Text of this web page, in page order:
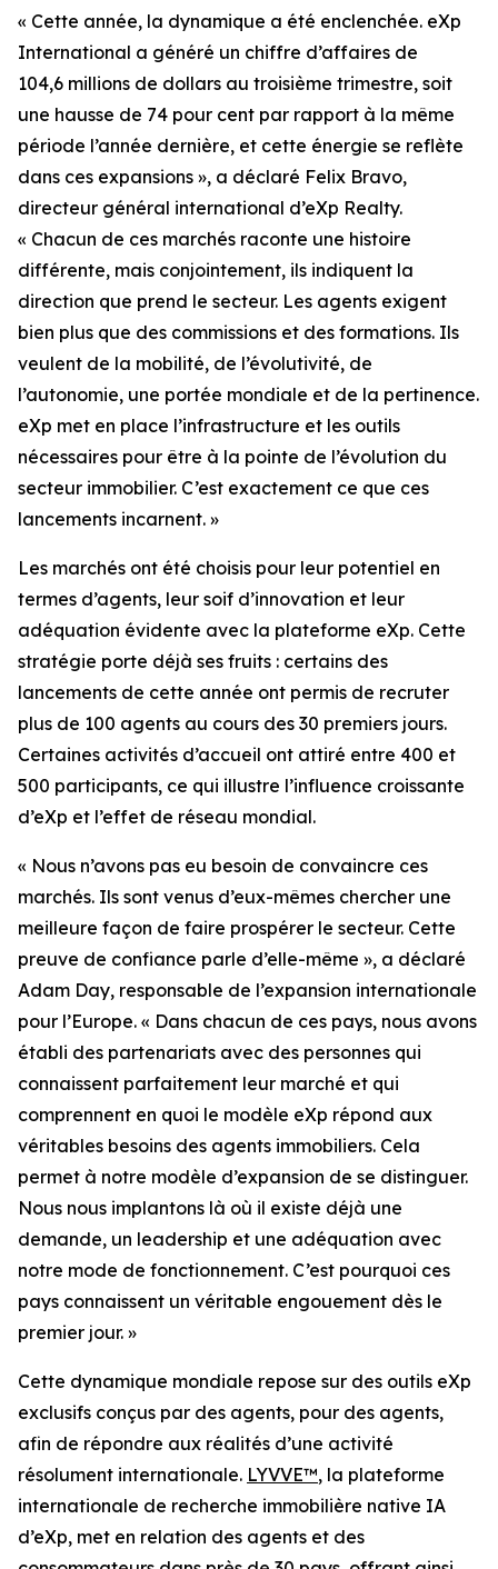
« Cette année, la dynamique a été enclenchée. eXp
International a généré un chiffre d’affaires de
104,6 millions de dollars au troisième trimestre, soit
une hausse de 74 pour cent par rapport à la même
période l’année dernière, et cette énergie se reflète
dans ces expansions », a déclaré Felix Bravo,
directeur général international d’eXp Realty.
« Chacun de ces marchés raconte une histoire
différente, mais conjointement, ils indiquent la
direction que prend le secteur. Les agents exigent
bien plus que des commissions et des formations. Ils
veulent de la mobilité, de l’évolutivité, de
l’autonomie, une portée mondiale et de la pertinence.
eXp met en place l’infrastructure et les outils
nécessaires pour être à la pointe de l’évolution du
secteur immobilier. C’est exactement ce que ces
lancements incarnent. »
Les marchés ont été choisis pour leur potentiel en
termes d’agents, leur soif d’innovation et leur
adéquation évidente avec la plateforme eXp. Cette
stratégie porte déjà ses fruits : certains des
lancements de cette année ont permis de recruter
plus de 100 agents au cours des 30 premiers jours.
Certaines activités d’accueil ont attiré entre 400 et
500 participants, ce qui illustre l’influence croissante
d’eXp et l’effet de réseau mondial.
« Nous n’avons pas eu besoin de convaincre ces
marchés. Ils sont venus d’eux-mêmes chercher une
meilleure façon de faire prospérer le secteur. Cette
preuve de confiance parle d’elle-même », a déclaré
Adam Day, responsable de l’expansion internationale
pour l’Europe. « Dans chacun de ces pays, nous avons
établi des partenariats avec des personnes qui
connaissent parfaitement leur marché et qui
comprennent en quoi le modèle eXp répond aux
véritables besoins des agents immobiliers. Cela
permet à notre modèle d’expansion de se distinguer.
Nous nous implantons là où il existe déjà une
demande, un leadership et une adéquation avec
notre mode de fonctionnement. C’est pourquoi ces
pays connaissent un véritable engouement dès le
premier jour. »
Cette dynamique mondiale repose sur des outils eXp
exclusifs conçus par des agents, pour des agents,
afin de répondre aux réalités d’une activité
résolument internationale. LYVVE™, la plateforme
internationale de recherche immobilière native IA
d’eXp, met en relation des agents et des